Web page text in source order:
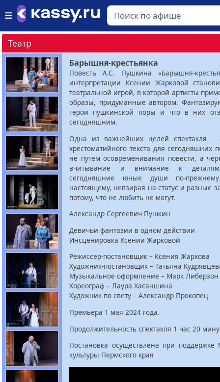
Театр
Барышня-крестьянка
Повесть А.С. Пушкина «Барышня-
интерпретации Ксении Жарковой
театральной игрой, в которой артисты
образы, придуманные автором.
герои пушкинской поры и что в них
сегодняшним.
Одна из важнейших целей спектакля –
хрестоматийного текста для сегодняшних
не путем осовременивания повести, а
вчитывание и внимание к
сегодняшние юные души по-
настоящему, невзирая на статус и разные
потому, что не любить не могут.
Александр Сергеевич Пушкин
Девичьи фантазии в одном действии
Инсценировка Ксении Жарковой
Режиссер-постановщик – Ксения Жаркова
Художник-постановщик – Татьяна
Музыкальное оформление – Марк Либерзон
Хореограф – Лаура Хасаншина
Художник по свету – Александр Прокопец
Премьера 1 мая 2024 года.
Продолжительность спектакля 1 час 20
Постановка осуществлена при поддержке
культуры Пермского края